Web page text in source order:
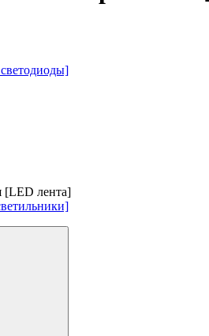
[LED лента]